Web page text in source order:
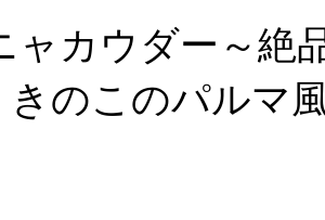
カウダー～絶
のこのパルマ